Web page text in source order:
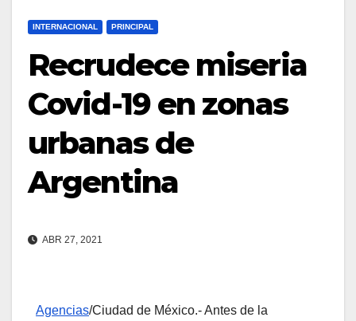
INTERNACIONAL PRINCIPAL
Recrudece miseria
Covid-19 en zonas
urbanas de
Argentina
ABR 27, 2021
Agencias/Ciudad de México.- Antes de la